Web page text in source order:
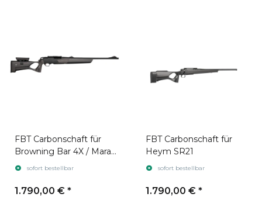
FBT Carbonschaft für
Browning Bar 4X / Maral
4X
sofort bestellbar
1.790,00 € *
FBT Carbonschaft für
Heym SR21
sofort bestellbar
1.790,00 € *